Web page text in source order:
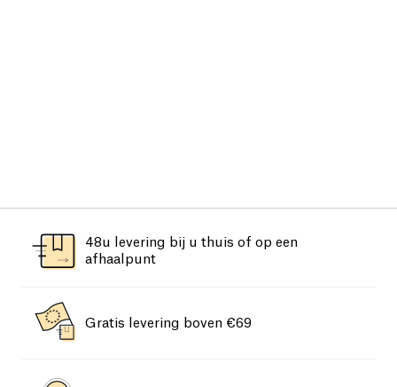
48u levering bij u thuis of op een
afhaalpunt
Gratis levering boven €69